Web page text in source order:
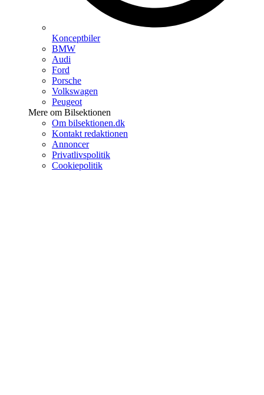
Konceptbiler
BMW
Audi
Ford
Porsche
Volkswagen
Peugeot
Mere om Bilsektionen
Om bilsektionen.dk
Kontakt redaktionen
Annoncer
Privatlivspolitik
Cookiepolitik